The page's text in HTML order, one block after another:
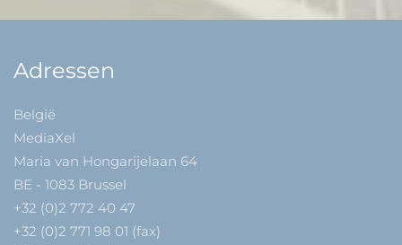
Adressen
België
MediaXel
Maria van Hongarijelaan 64
BE - 1083 Brussel
+32 (0)2 772 40 47
+32 (0)2 771 98 01 (fax)